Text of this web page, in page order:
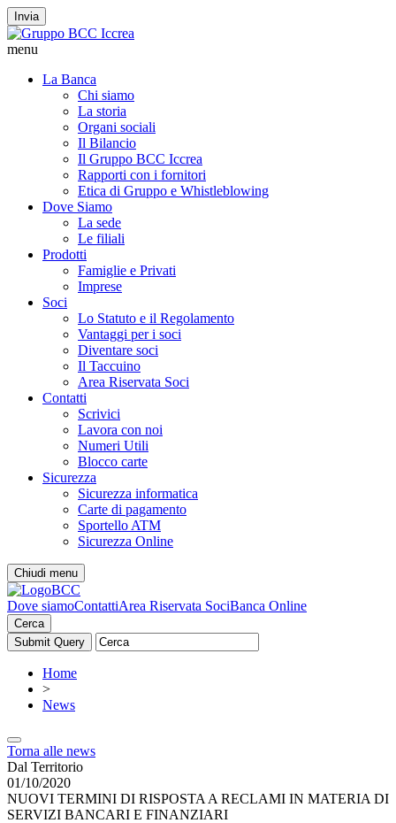
Invia
menu
La Banca
Chi siamo
La storia
Organi sociali
Il Bilancio
Il Gruppo BCC Iccrea
Rapporti con i fornitori
Etica di Gruppo e Whistleblowing
Dove Siamo
La sede
Le filiali
Prodotti
Famiglie e Privati
Imprese
Soci
Lo Statuto e il Regolamento
Vantaggi per i soci
Diventare soci
Il Taccuino
Area Riservata Soci
Contatti
Scrivici
Lavora con noi
Numeri Utili
Blocco carte
Sicurezza
Sicurezza informatica
Carte di pagamento
Sportello ATM
Sicurezza Online
Chiudi menu
Dove siamoContattiArea Riservata SociBanca Online
Cerca
Home
>
News
Torna alle news
Dal Territorio
01/10/2020
NUOVI TERMINI DI RISPOSTA A RECLAMI IN MATERIA DI
SERVIZI BANCARI E FINANZIARI